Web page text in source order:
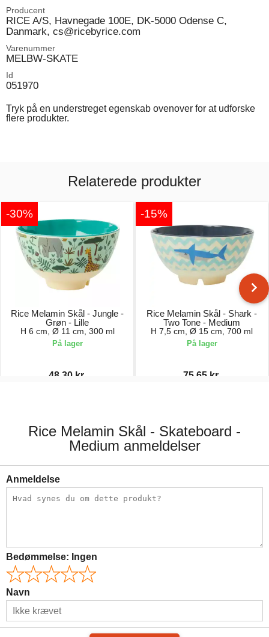
Producent
RICE A/S, Havnegade 100E, DK-5000 Odense C,
Danmark, cs@ricebyrice.com
Varenummer
MELBW-SKATE
Id
051970
Tryk på en understreget egenskab ovenover for at udforske
flere produkter.
Relaterede produkter
-30%
Rice Melamin Skål - Jungle -
Grøn - Lille
H 6 cm, Ø 11 cm, 300 ml
På lager
48,30 kr.
-15%
Rice Melamin Skål - Shark -
Two Tone - Medium
H 7,5 cm, Ø 15 cm, 700 ml
På lager
75,65 kr.
Rice Melamin Skål - Skateboard -
Medium anmeldelser
Anmeldelse
Bedømmelse: Ingen
Navn